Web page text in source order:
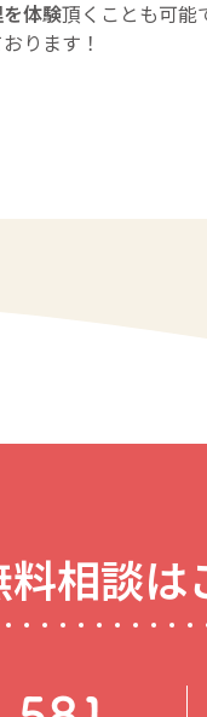
体験頂くことも可能
ります！
料相談は